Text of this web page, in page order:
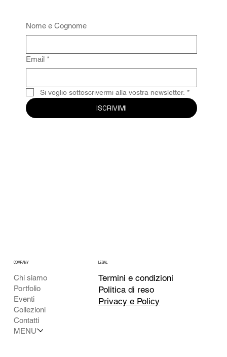
Nome e Cognome
Email *
Si voglio sottoscrivermi alla vostra newsletter. *
ISCRIVIMI
COMPANY
Chi siamo
Portfolio
Eventi
Collezioni
Contatti
MENU'
LEGAL
Termini e condizioni
Politica di reso
Privacy e Policy